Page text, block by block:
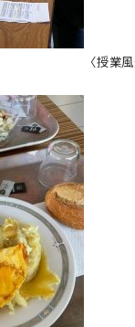
〈授業